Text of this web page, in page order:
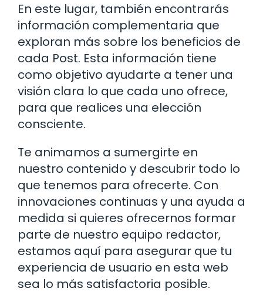
En este lugar, también encontrarás
información complementaria que
exploran más sobre los beneficios de
cada Post. Esta información tiene
como objetivo ayudarte a tener una
visión clara lo que cada uno ofrece,
para que realices una elección
consciente.
Te animamos a sumergirte en
nuestro contenido y descubrir todo lo
que tenemos para ofrecerte. Con
innovaciones continuas y una ayuda a
medida si quieres ofrecernos formar
parte de nuestro equipo redactor,
estamos aquí para asegurar que tu
experiencia de usuario en esta web
sea lo más satisfactoria posible.